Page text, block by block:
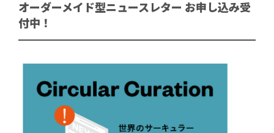
オーダーメイド型ニュースレター お申し込み受
付中！